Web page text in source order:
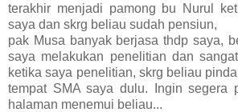
terakhir menjadi pamong bu Nurul
saya dan skrg beliau sudah pensiun,
pak Musa banyak berjasa thdp saya,
saya melakukan penelitian dan
ketika saya penelitian, skrg beliau
tempat SMA saya dulu. Ingin segera
halaman menemui beliau...